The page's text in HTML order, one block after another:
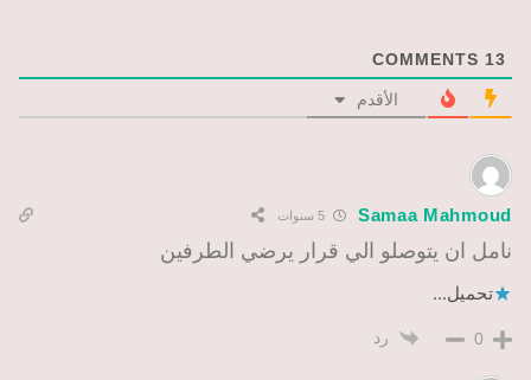
13
الأقدم
Samaa Mahmoud 5 سنوات
نامل ان يتوصلو الي قرار يرضي الطرفين
تحميل...
0 رد